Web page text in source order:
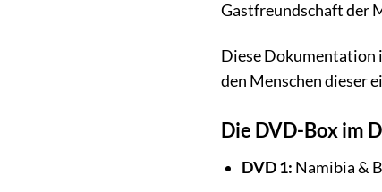
Gastfreundschaft der
Diese Dokumentation
den Menschen dieser
Die DVD-Box im
DVD 1: Namibia &